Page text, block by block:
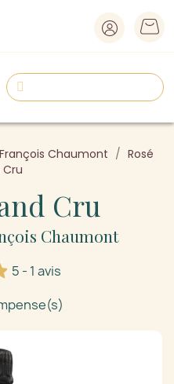
François Chaumont
Rosé
Cru
Chaumont
5 - 1 avis